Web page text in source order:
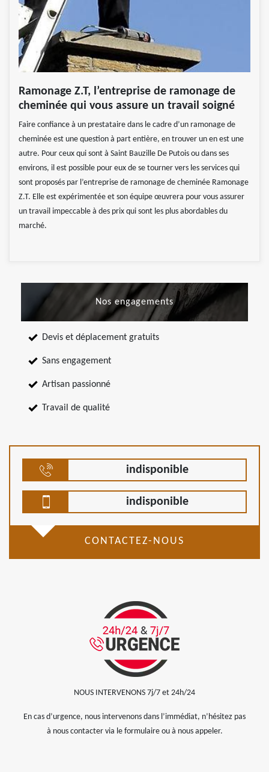
Ramonage Z.T, l’entreprise de ramonage de
cheminée qui vous assure un travail soigné
Faire confiance à un prestataire dans le cadre d’un ramonage de
cheminée est une question à part entière, en trouver un en est une
autre. Pour ceux qui sont à Saint Bauzille De Putois ou dans ses
environs, il est possible pour eux de se tourner vers les services qui
sont proposés par l’entreprise de ramonage de cheminée Ramonage
Z.T. Elle est expérimentée et son équipe œuvrera pour vous assurer
un travail impeccable à des prix qui sont les plus abordables du
marché.
Nos engagements
Devis et déplacement gratuits
Sans engagement
Artisan passionné
Travail de qualité
indisponible
indisponible
CONTACTEZ-NOUS
NOUS INTERVENONS 7j/7 et 24h/24
En cas d’urgence, nous intervenons dans l’immédiat, n’hésitez pas
à nous contacter via le formulaire ou à nous appeler.